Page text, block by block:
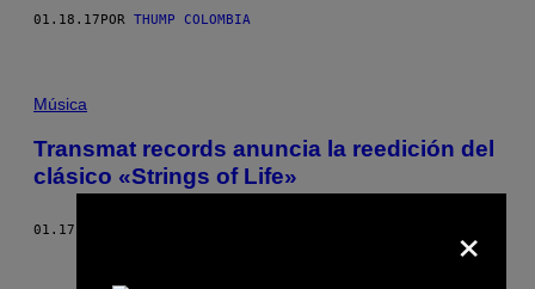
01.18.17POR THUMP COLOMBIA
Música
​Transmat records anuncia la reedición del
clásico «Strings of Life»
01.17.17 ×